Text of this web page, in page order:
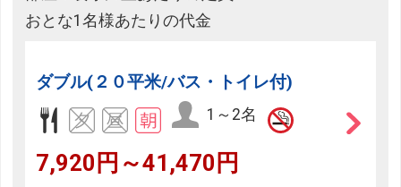
おとな1名様あたりの代金
ダブル(２０平米/バス・トイレ付)
1～2名
7,920円～41,470円